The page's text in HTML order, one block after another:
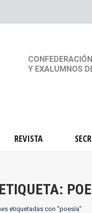
Y EXALUMNOS
REVISTA
etiquetadas con "poesía"